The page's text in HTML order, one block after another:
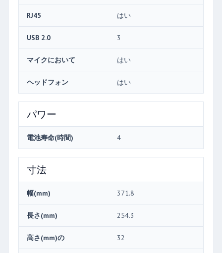
RJ45 はい
USB 2.0 3
マイクにおいて はい
ヘッドフォン はい
パワー
電池寿命(時間) 4
寸法
幅(mm) 371.8
長さ(mm) 254.3
高さ(mm)の 32